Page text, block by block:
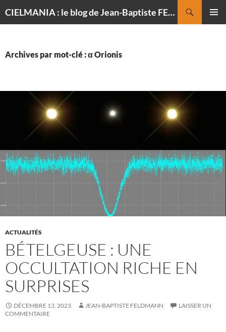
CIELMANIA : le blog de Jean-Baptiste FELDMANN, photographe du ciel
Archives par mot-clé : α Orionis
ACTUALITÉS
BÉTELGEUSE : UNE
OCCULTATION RICHE EN
SURPRISES
DÉCEMBRE 13, 2023 JEAN-BAPTISTE FELDMANN
LAISSER UN
COMMENTAIRE